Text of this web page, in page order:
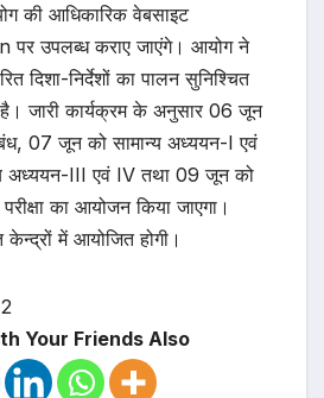
की आधिकारिक वेबसाइट
उपलब्ध कराए जाएंगे। आयोग ने
दिशा-निर्देशों का पालन सुनिश्चित
जारी कार्यक्रम के अनुसार 06 जून
07 जून को सामान्य अध्ययन-I एवं
अध्ययन-III एवं IV तथा 09 जून को
का आयोजन किया जाएगा।
केन्द्रों में आयोजित होगी।
Your Friends Also